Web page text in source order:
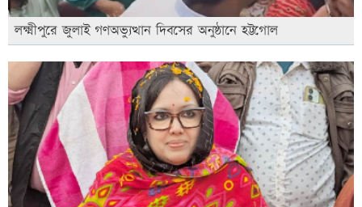
লক্ষ্মীপুরে জুলাই গণঅভ্যুত্থান দিবসের অনুষ্ঠানে হট্টগোল